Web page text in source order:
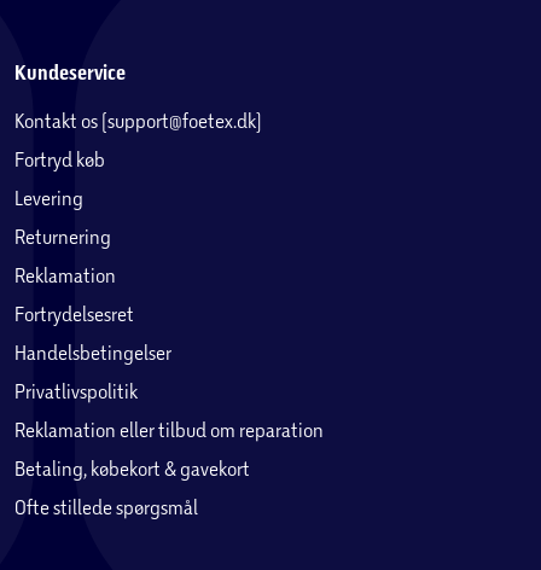
Kundeservice
Kontakt os (support@foetex.dk)
Fortryd køb
Levering
Returnering
Reklamation
Fortrydelsesret
Handelsbetingelser
Privatlivspolitik
Reklamation eller tilbud om reparation
Betaling, købekort & gavekort
Ofte stillede spørgsmål